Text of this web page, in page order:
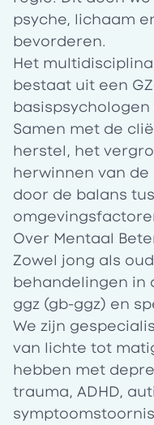
psyche, lichaam
bevorderen.
Het
bestaat uit een
Samen met de
herstel, het
herwinnen van
door de balans
Over Mentaal
Zowel jong als
behandelingen in
ggz (gb-ggz) en
We zijn
van lichte tot
hebben met
trauma, ADHD,